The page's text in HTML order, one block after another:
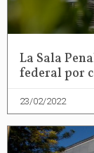
La Sala
federal por
23/02/2022